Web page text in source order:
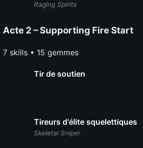
Raging Spirits
Acte 2 – Supporting Fire Start
7 skills • 15 gemmes
Tir de soutien
Tireurs d'élite squelettiques
Skeletal Sniper